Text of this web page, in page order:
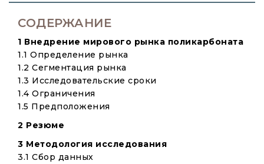
СОДЕРЖАНИЕ
1 Внедрение мирового рынка поликарбоната
1.1 Определение рынка
1.2 Сегментация рынка
1.3 Исследовательские сроки
1.4 Ограничения
1.5 Предположения
2 Резюме
3 Методология исследования
3.1 Сбор данных